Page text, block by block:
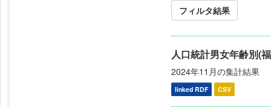
フィルタ結果
人口統計男女年齢別(
2024年11月の集計結果
linked RDF CSV